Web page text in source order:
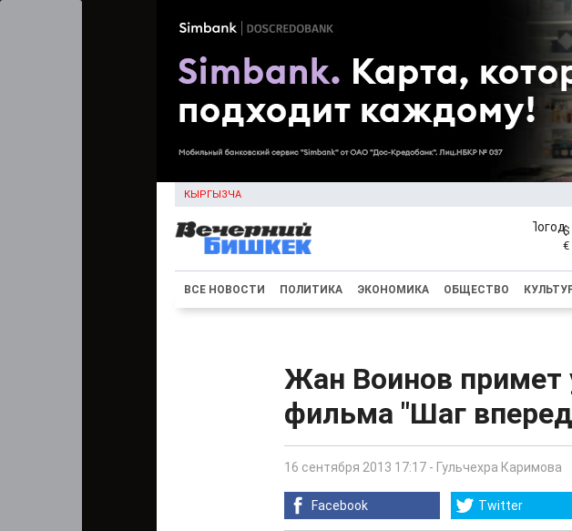
КЫРГЫЗЧА
$
€
ВСЕ НОВОСТИ ПОЛИТИКА ЭКОНОМИКА ОБЩЕСТВО
Жан Воинов примет
фильма "Шаг
16 сентября 2013 17:17 - Гульчехра Каримова
Facebook Twitter